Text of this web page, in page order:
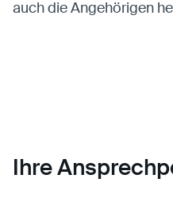
auch die Angehörigen
Ihre